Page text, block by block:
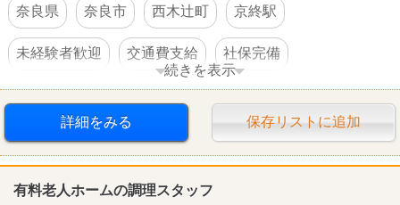
奈良県
奈良市 西木辻町 京終駅
未経験者歓迎 交通費支給 社保完備
車・バイク通勤可
続きを表示
詳細をみる 保存リストに追加
有料老人ホームの調理スタッフ